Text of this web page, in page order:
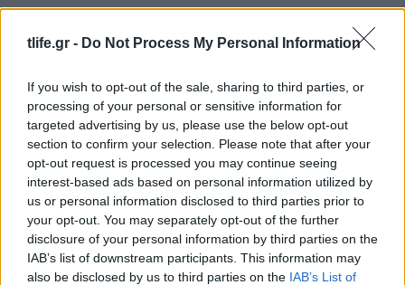
tlife.gr - Do Not Process My Personal Information
If you wish to opt-out of the sale, sharing to third parties, or
processing of your personal or sensitive information for
targeted advertising by us, please use the below opt-out
section to confirm your selection. Please note that after your
opt-out request is processed you may continue seeing
interest-based ads based on personal information utilized by
us or personal information disclosed to third parties prior to
your opt-out. You may separately opt-out of the further
disclosure of your personal information by third parties on the
IAB’s list of downstream participants. This information may
also be disclosed by us to third parties on the IAB’s List of
Νίκος Καλογερόπουλος: Πότε θα γίνει η κηδεία
του ηθοποιού – Η τελευταία επιθυμία του και η
παράκληση της οικογένειάς του
10.08.2026